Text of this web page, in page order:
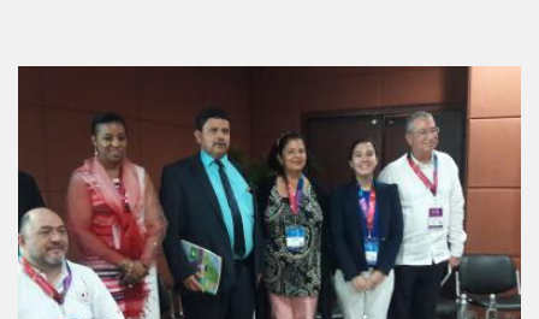
IR A LA PUBLICACIÓN